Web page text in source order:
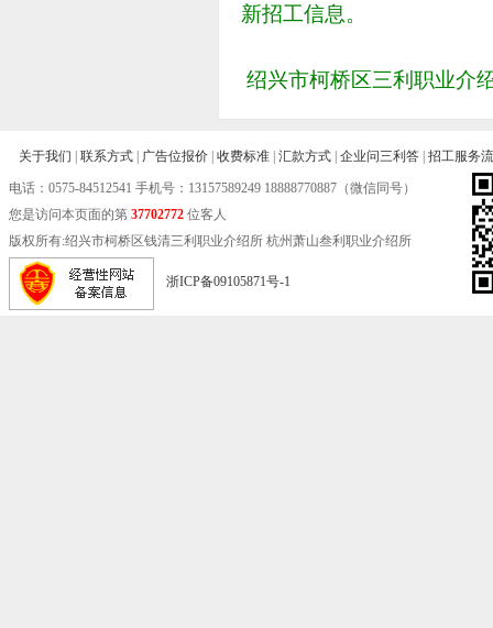
新招工信息。
绍兴市柯桥区三利职业介
关于我们 | 联系方式 | 广告位报价 | 收费标准 | 汇款方式 | 企业问三利答 | 招工服务
电话： 0575-84512541 手机号：13157589249 18888770887（微信同号）
您是访问本页面的第 37702772 位客人
版权所有:绍兴市柯桥区钱清三利职业介绍所 杭州萧山叁利职业介绍所
浙ICP备09105871号-1